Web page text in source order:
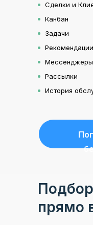
Сделки и
Канбан
Задачи
Рекомендации
Мессенджеры
Рассылки
История
прямо